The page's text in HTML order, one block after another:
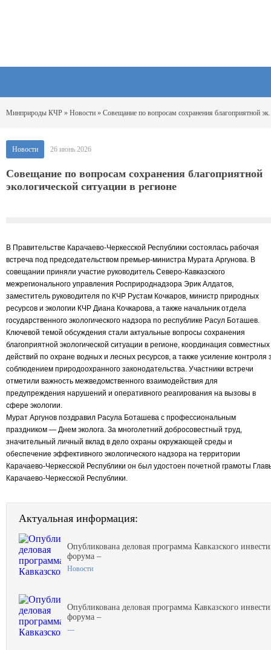
Минприроды КЧР » Новости » Совещание по вопросам сохранения благоприятной экологической ситуации в регионе
Новости 26 июнь 2026
Совещание по вопросам сохранения благоприятной
экологической ситуации в регионе
В Правительстве Карачаево-Черкесской Республики состоялась рабочая
встреча под председательством премьер-министра Мурата Аргунова. В
совещании приняли участие руководитель Северо-Кавказского
межрегионального управления Росприроднадзора Эрик Алдатов,
заместитель руководителя по КЧР Рустам Кочкаров, министр природных
ресурсов и экологии КЧР Диана Кочкарова, а также начальник отдела
государственного экологического надзора по республике Расул Боташев.
Ключевой темой обсуждения стали актуальные вопросы сохранения
благоприятной экологической ситуации в регионе, координация совместных
действий по охране водных и лесных ресурсов, а также усиление контроля
соблюдением природоохранного законодательства. Участники встречи
отметили важность межведомственного взаимодействия для
предупреждения нарушений и оперативного реагирования на вызовы в
сфере экологии.
Мурат Аргунов поздравил Расула Боташева с профессиональным
праздником — Днем эколога. За многолетний добросовестный труд,
значительный личный вклад в дело охраны окружающей среды и
обеспечение эффективного экологического надзора на территории
Карачаево-Черкесской Республики он был удостоен почетной грамоты
Карачаево-Черкесской Республики.
Актуальная информация:
Опубликована деловая программа Кавказского
форума –
Новости
Опубликована деловая программа Кавказского
форума –
---